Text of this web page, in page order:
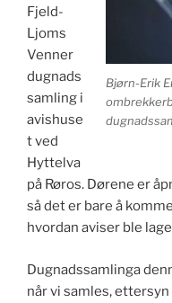
Bjørn-Erik
Fjeld-
Ljoms
Venner
dugnads
samling i
avishuse
t ved
Hyttelva
på Røros. Dørene er
så det er bare å
hvordan aviser ble
Dugnadssamlinga
når vi samles,